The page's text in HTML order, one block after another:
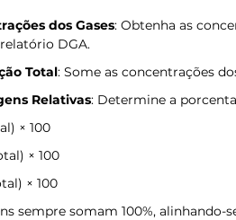
dos Gases: Obtenha as
DGA.
Total: Some as concentrações
Relativas: Determine a
× 100
× 100
× 100
sempre somam 100%, alinhando-